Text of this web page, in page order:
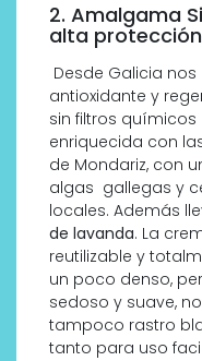
2. Amalgama
alta
Desde Galicia
antioxidante y
sin filtros
enriquecida con
de Mondariz, con
algas gallegas y
locales. Además
de lavanda. La
reutilizable y
un poco denso,
sedoso y suave,
tampoco rastro
tanto para uso